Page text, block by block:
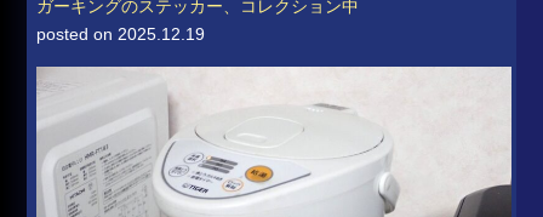
ガーキングのステッカー、コレクション中
posted on 2025.12.19